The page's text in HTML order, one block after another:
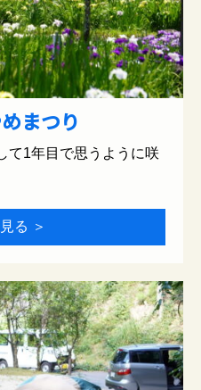
まつり
て1年目で思うように咲
る ＞